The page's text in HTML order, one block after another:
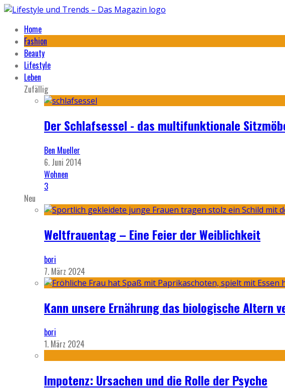
Home
Fashion
Beauty
Lifestyle
Leben
Zufällig
Der Schlafsessel - das multifunktionale
Ben Mueller
6. Juni 2014
Wohnen
3
Neu
Weltfrauentag – Eine Feier der Weiblichkeit
bori
7. März 2024
Kann unsere Ernährung das biologische Altern
bori
1. März 2024
Impotenz: Ursachen und die Rolle der Psyche